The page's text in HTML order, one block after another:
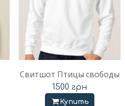
Свитшот Птицы свободы
1500 грн
Купить